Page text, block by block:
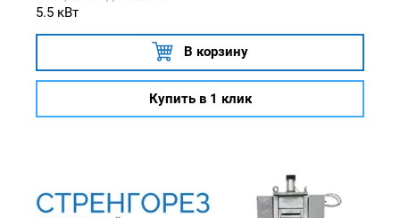
5.5 кВт
В корзину
Купить в 1 клик